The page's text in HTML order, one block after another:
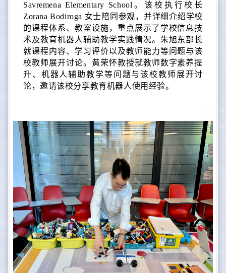
Savremena Elementary School。该校执行校长
Zorana Bodiroga 女士陪同参观，并详细介绍学校
的课程体系、教室设施，重点展示了学校信息技
术及教育机器人辅助教学实践情况。朱旭东部长
就课程内容、学习评价以及教师能力等问题与该
校教师展开讨论。黄荣怀教授就教师数字素养提
升、机器人辅助教学等问题与该校教师展开讨
论，邀请该校分享教育机器人使用经验。